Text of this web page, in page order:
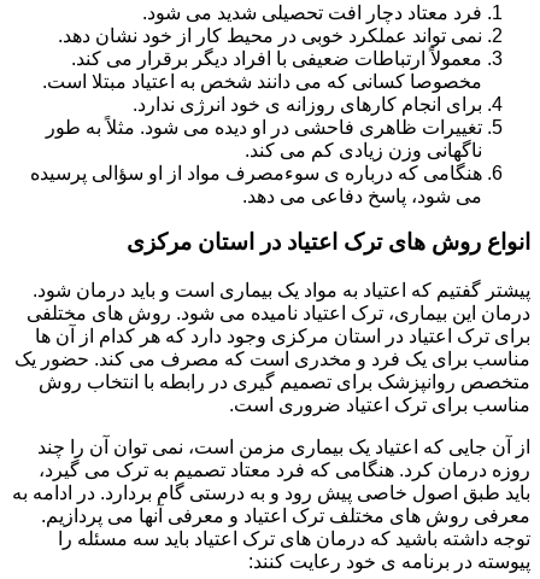
فرد معتاد دچار افت تحصیلی شدید می شود.
نمی تواند عملکرد خوبی در محیط کار از خود نشان دهد.
معمولاً ارتباطات ضعیفی با افراد دیگر برقرار می کند.
مخصوصا کسانی که می دانند شخص به اعتیاد مبتلا است.
برای انجام کارهای روزانه ی خود انرژی ندارد.
تغییرات ظاهری فاحشی در او دیده می شود. مثلاً به طور
ناگهانی وزن زیادی کم می کند.
هنگامی که درباره ی سوءمصرف مواد از او سؤالی پرسیده
می شود، پاسخ دفاعی می دهد.
انواع روش های ترک اعتیاد در استان مرکزی
پیشتر گفتیم که اعتیاد به مواد یک بیماری است و باید درمان شود.
درمان این بیماری، ترک اعتیاد نامیده می شود. روش های مختلفی
برای ترک اعتیاد در استان مرکزی وجود دارد که هر کدام از آن ها
مناسب برای یک فرد و مخدری است که مصرف می کند. حضور یک
متخصص روانپزشک برای تصمیم گیری در رابطه با انتخاب روش
مناسب برای ترک اعتیاد ضروری است.
از آن جایی که اعتیاد یک بیماری مزمن است، نمی توان آن را چند
روزه درمان کرد. هنگامی که فرد معتاد تصمیم به ترک می گیرد،
باید طبق اصول خاصی پیش رود و به درستی گام بردارد. در ادامه به
معرفی روش های مختلف ترک اعتیاد و معرفی آنها می پردازیم.
توجه داشته باشید که درمان های ترک اعتیاد باید سه مسئله را
پیوسته در برنامه ی خود رعایت کنند: